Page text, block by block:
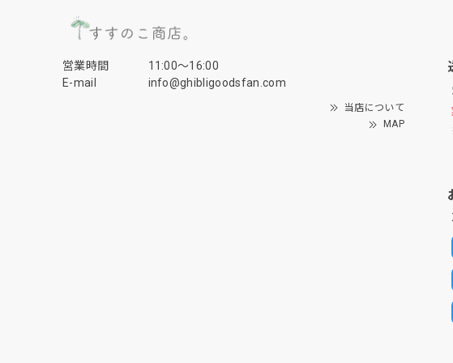
営業時間
11:00〜16:00
E-mail
info@ghibligoodsfan.com
当店について
MAP